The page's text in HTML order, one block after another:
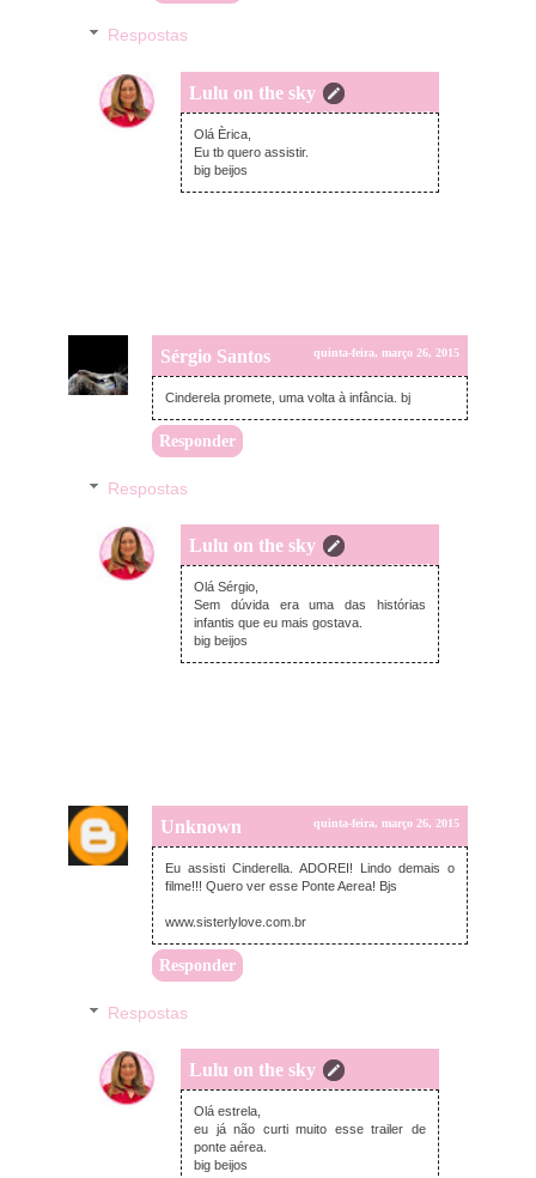
Respostas
Lulu on the sky
quinta-feira, março 26, 2015
Olá Èrica,
Eu tb quero assistir.
big beijos
Sérgio Santos quinta-feira, março 26, 2015
Cinderela promete, uma volta à infância. bj
Responder
Respostas
Lulu on the sky
quinta-feira, março 26, 2015
Olá Sérgio,
Sem dúvida era uma das histórias
infantis que eu mais gostava.
big beijos
Unknown quinta-feira, março 26, 2015
Eu assisti Cinderella. ADOREI! Lindo demais o
filme!!! Quero ver esse Ponte Aerea! Bjs
www.sisterlylove.com.br
Responder
Respostas
Lulu on the sky
quinta-feira, março 26, 2015
Olá estrela,
eu já não curti muito esse trailer de
ponte aérea.
big beijos